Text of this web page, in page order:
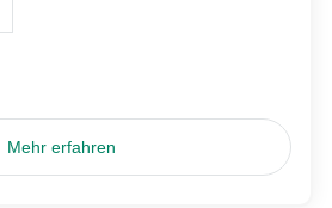
Mehr erfahren